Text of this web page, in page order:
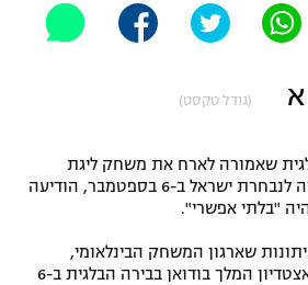
פודקאסט
בפרסים
– "מרלן"
א (גודל טקסט)
שאמורה לארח את משחק ליגת
האומות בין נבחרת בלגיה לנבחרת ישראל ב-6 בספטמבר, הודיעה
"בלתי אפשרי".
שארגון המשחק הבינלאומי,
שאמור היה להתקיים באצטדיון המלך בודואן בבירה הבלגית ב-6